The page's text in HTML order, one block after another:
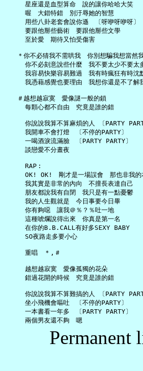
     星座還是血型算命　說的讓你哈哈大笑
     喔　大錯特錯　別汙辱她的智慧
     用些八卦老套會說你遜　〔呀咿呀咿呀〕
     要跟他掰些藝術　要跟他掰些文學
     至於愛　期待又怕受傷害
＊你不必猜我不需哄我　你別想騙我想當然
你不必刻意說些什麼　我不要太少不要太
我容易快樂容易難過　我有時瘋狂有時沈
我憑藉感覺也要理由　我想你還是不了解
   ＃越想越寂寞　愛像謎一般的鎖
     每顆心都不自由　究竟是誰的錯
你說說我算不算麻煩的人 〔PARTY
     我開車不會打燈　〔不停的PARTY〕
     一喝酒淚流滿臉　〔PARTY PARTY〕
     談戀愛不分晝夜
     RAP︰
OK! OK!　剛才是一場誤會　那也非我的
     我其實是非常的內向　不擅長表達自己
     朋友都說我有自閉　我只是有一點憂鬱
     我的人生觀就是　今日事要今日畢
     你有夠噁　讓我＠％？％吐一地
     這種唬爛說得出來　你真是第一名
     在你的B.B.CALL有好多SEXY BABY
     SO夜路走多要小心
     重唱　＊,＃
     越想越寂寞　愛像孤獨的花朵
     錯過花開的時候　究竟是誰的錯
你說說我算不算難搞的人 〔PARTY
     坐小飛機會嘔吐　〔不停的PARTY〕
     一本書看一年多　〔PARTY PARTY〕
Permanent